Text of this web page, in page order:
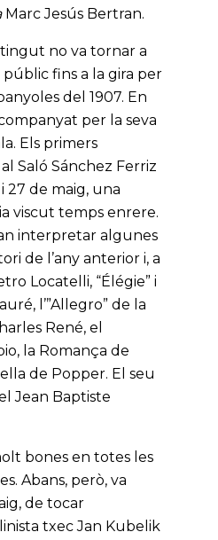
Marc Jesús Bertran.
no va tornar a
fins a la gira per
del 1907. En
per la seva
Els primers
Saló Sánchez Ferriz
27 de maig, una
viscut temps enrere.
interpretar algunes
de l’any anterior i, a
Locatelli, “Élégie” i
l’”Allegro” de la
René, el
la Romança de
de Popper. El seu
Jean Baptiste
bones en totes les
Abans, però, va
de tocar
txec Jan Kubelik